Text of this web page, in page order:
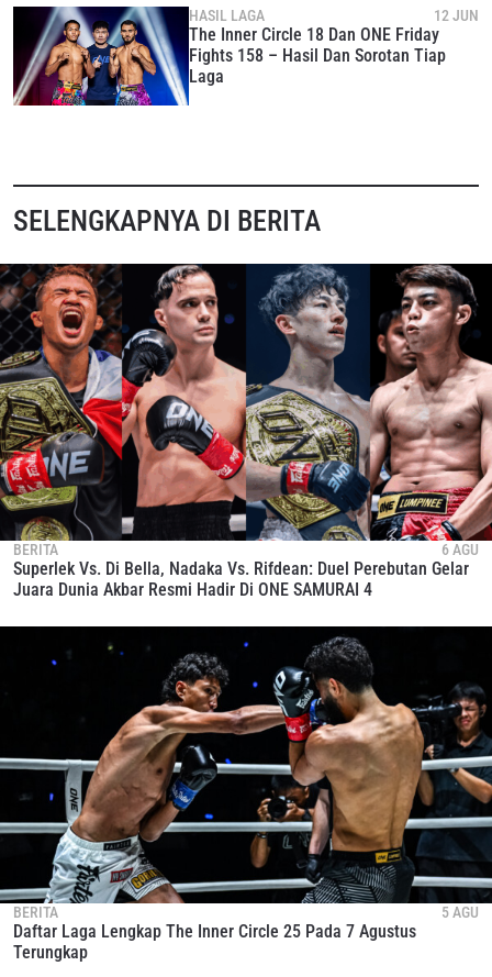
HASIL LAGA 12 JUN
The Inner Circle 18 Dan ONE Friday
Fights 158 – Hasil Dan Sorotan Tiap
Laga
SELENGKAPNYA DI BERITA
BERITA 6 AGU
Superlek Vs. Di Bella, Nadaka Vs. Rifdean: Duel Perebutan Gelar
Juara Dunia Akbar Resmi Hadir Di ONE SAMURAI 4
BERITA 5 AGU
Daftar Laga Lengkap The Inner Circle 25 Pada 7 Agustus
Terungkap